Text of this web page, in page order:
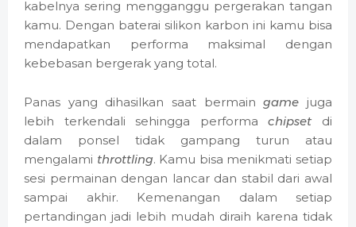
kabelnya sering mengganggu pergerakan tangan
kamu. Dengan baterai silikon karbon ini kamu bisa
mendapatkan performa maksimal dengan
kebebasan bergerak yang total.
Panas yang dihasilkan saat bermaingame juga
lebih terkendali sehingga performachipset di
dalam ponsel tidak gampang turun atau
mengalami throttling. Kamu bisa menikmati setiap
sesi permainan dengan lancar dan stabil dari awal
sampai akhir. Kemenangan dalam setiap
pertandingan jadi lebih mudah diraih karena tidak